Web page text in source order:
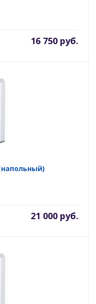
16 750 руб.
21 000 руб.